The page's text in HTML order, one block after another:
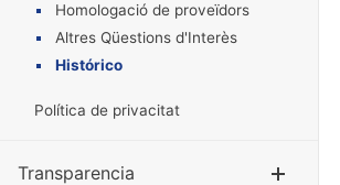
Homologació de proveïdors
Altres Qüestions d'Interès
Histórico
Política de privacitat
Transparencia